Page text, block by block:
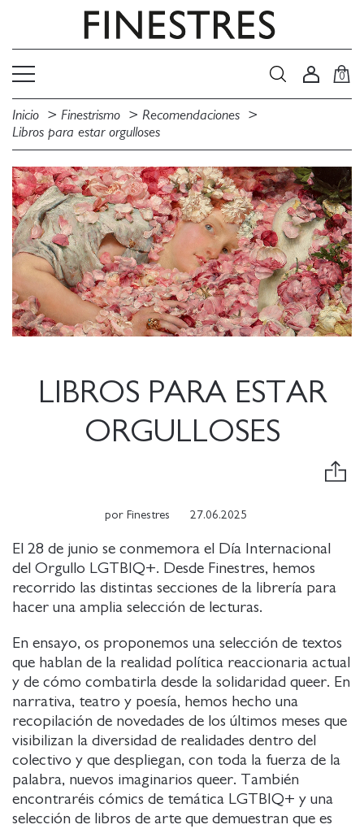
0
Inicio Finestrismo
Recomendaciones
Libros para estar orgulloses
LIBROS PARA ESTAR
ORGULLOSES
por Finestres 27.06.2025
El 28 de junio se conmemora el Día Internacional
del Orgullo LGTBIQ+. Desde Finestres, hemos
recorrido las distintas secciones de la librería para
hacer una amplia selección de lecturas.
En ensayo, os proponemos una selección de textos
que hablan de la realidad política reaccionaria actual
y de cómo combatirla desde la solidaridad queer. En
narrativa, teatro y poesía, hemos hecho una
recopilación de novedades de los últimos meses que
visibilizan la diversidad de realidades dentro del
colectivo y que despliegan, con toda la fuerza de la
palabra, nuevos imaginarios queer. También
encontraréis cómics de temática LGTBIQ+ y una
selección de libros de arte que demuestran que es